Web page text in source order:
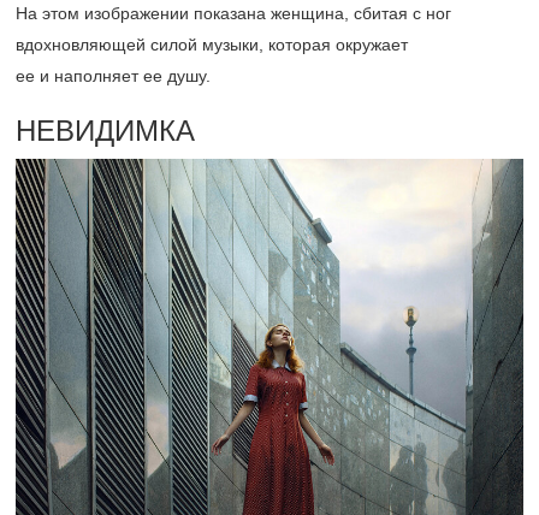
На этом изображении показана женщина, сбитая с ног
вдохновляющей силой музыки, которая окружает
ее и наполняет ее душу.
НЕВИДИМКА